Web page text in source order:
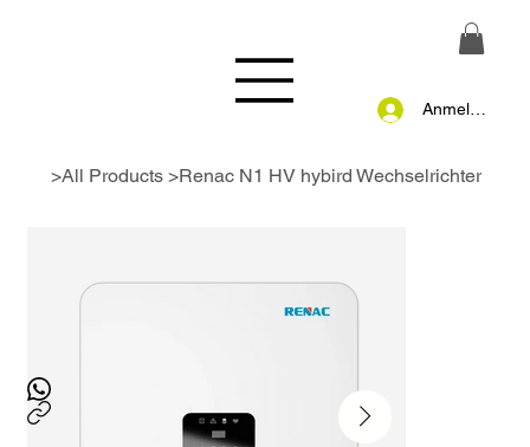
Anmelden
>All Products >Renac N1 HV hybird Wechselrichter